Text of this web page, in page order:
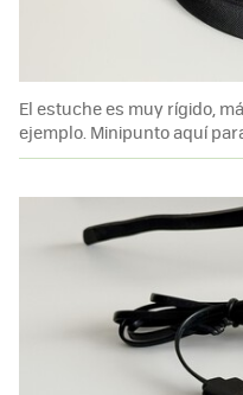
El estuche es muy rígido,
ejemplo. Minipunto aquí